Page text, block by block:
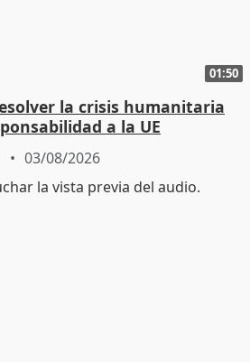
01:50
la crisis humanitaria
a la UE
03/08/2026